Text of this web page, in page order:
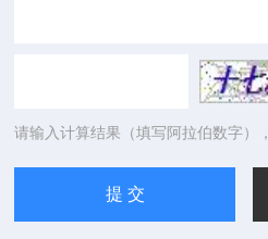
请输入计算结果（填写阿拉伯数字）